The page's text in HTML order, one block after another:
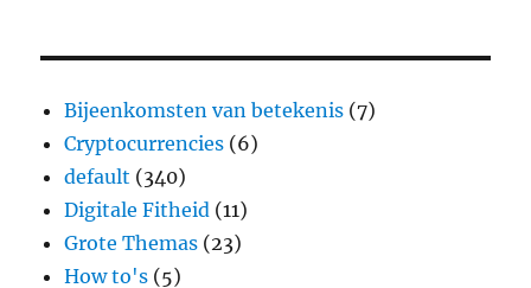
Bijeenkomsten van betekenis (7)
Cryptocurrencies (6)
default (340)
Digitale Fitheid (11)
Grote Themas (23)
How to's (5)